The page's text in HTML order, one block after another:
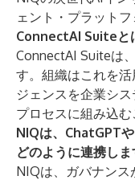
ェント・プラットフ
ConnectAI Suiteと
ConnectAI Suiteは
す。組織はこれを
ジェンスを企業シ
プロセスに組み込む
NIQは、ChatGPT
どのように連携しま
NIQは、ガバナンス